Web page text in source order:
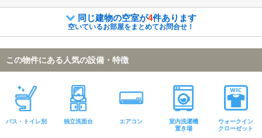
同じ建物の空室が4件あります
空いているお部屋をまとめてお問合せ！
この物件にある人気の設備・特徴
バス・トイレ別 独立洗面台 エアコン
室内洗濯機
置き場
ウォークイン
クローゼット